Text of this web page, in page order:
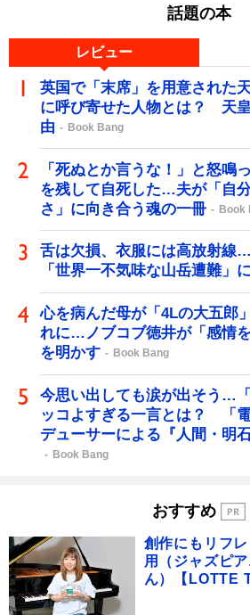
話題の本
レビュー
英国で「末席」を用意された
に呼び寄せた人物とは？ 天
由
Book Bang
「死ぬとか言うな！」と怒鳴
を残して自死した…夫が「自
さ」に向き合う魂の一冊
Book
舌は欠損、衣服には高放射線
「世界一不気味な山岳遭難」
心を病んだ母が「4Lの大五郎
れに…ノブコブ徳井が「感情
を明かす
Book Bang
今思い出しても涙が出そう…
ッコよすぎる一言とは？ 「
デューサーによる『人間・明
Book Bang
おすすめ
創作にもリフ
用（ジャズピ
ん）【LOTTE